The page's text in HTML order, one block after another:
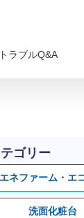
トラブルQ&A
ゴリー
エネファーム・エ
洗面化粧台